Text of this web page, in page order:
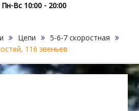
Пн-Вс 10:00 - 20:00
Цепи
5-6-7 скоростная
116 звеньев